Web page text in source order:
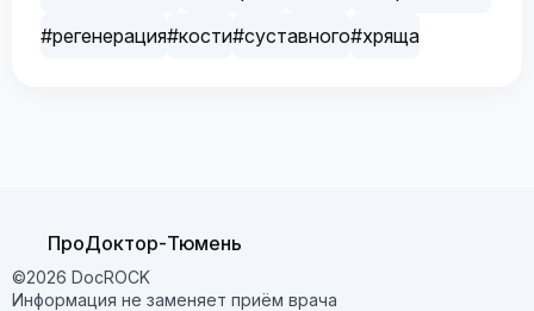
#регенерация#кости#суставного#хряща
ПроДоктор-Тюмень
©2026 DocROCK
Информация не заменяет приём врача